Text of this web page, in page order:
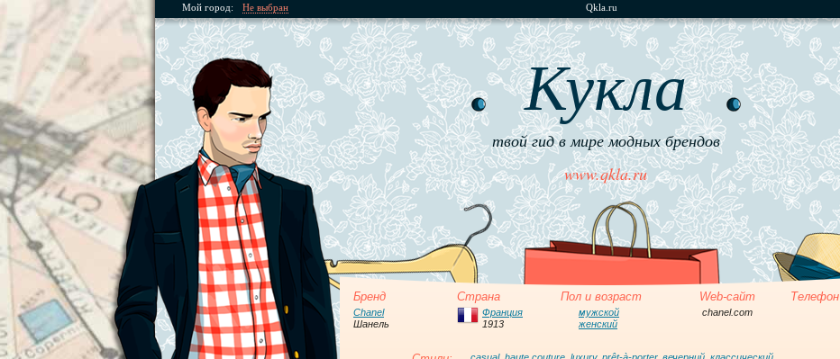
Мой город: Не выбран Qkla.ru
Кукла
твой гид в мире модных брендов
www.qkla.ru
Бренд Страна Пол и возраст Web-сайт Телефон
Chanel
Шанель
Франция
1913
мужской
женский
chanel.com